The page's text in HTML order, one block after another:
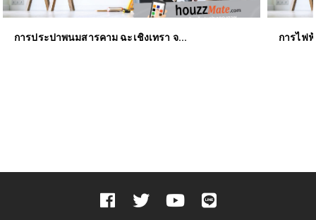
การประปาพนมสารคาม ฉะเชิงเทรา จ... การไฟ